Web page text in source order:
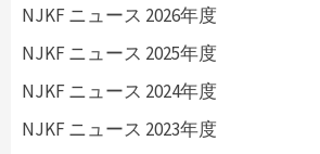
NJKF ニュース 2026年度
NJKF ニュース 2025年度
NJKF ニュース 2024年度
NJKF ニュース 2023年度